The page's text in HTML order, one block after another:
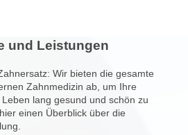
und Leistungen
Wir bieten die gesamte
Zahnmedizin ab, um Ihre
lang gesund und schön zu
einen Überblick über die